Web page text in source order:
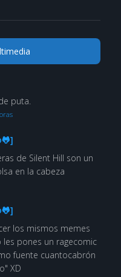
puta.
de Silent Hill son un
en la cabeza
los mismos memes
les pones un ragecomic
fuente cuantocabrón
XD